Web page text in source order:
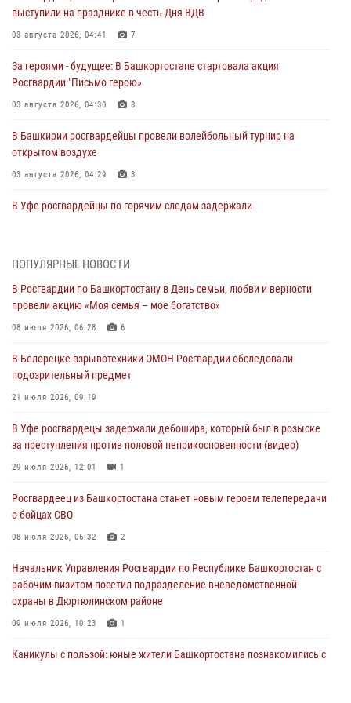
выступили на празднике в честь Дня ВДВ
03 августа 2026, 04:41 7
За героями - будущее: В Башкортостане стартовала акция
Росгвардии "Письмо герою»
03 августа 2026, 04:30 8
В Башкирии росгвардейцы провели волейбольный турнир на
открытом воздухе
03 августа 2026, 04:29 3
В Уфе росгвардейцы по горячим следам задержали
Башкортостана ответил на вопросы граждан
30 июля 2026, 12:54
за преступления против половой неприкосновенности (видео)
29 июля 2026, 12:01
Башкортостана проведет прямую линию
29 июля 2026, 10:52
Росгвардию
29 июля 2026, 04:15
ПОПУЛЯРНЫЕ НОВОСТИ
В Росгвардии по Башкортостану в День семьи, любви и верности
провели акцию «Моя семья – мое богатство»
08 июля 2026, 06:28 6
В Белорецке взрывотехники ОМОН Росгвардии обследовали
подозрительный предмет
21 июля 2026, 09:19
В Уфе росгвардецы задержали дебошира, который был в розыске
за преступления против половой неприкосновенности (видео)
29 июля 2026, 12:01 1
Росгвардеец из Башкортостана станет новым героем телепередачи
о бойцах СВО
08 июля 2026, 06:32 2
Начальник Управления Росгвардии по Республике Башкортостан с
рабочим визитом посетил подразделение вневедомственной
охраны в Дюртюлинском районе
09 июля 2026, 10:23 1
Каникулы с пользой: юные жители Башкортостана познакомились с